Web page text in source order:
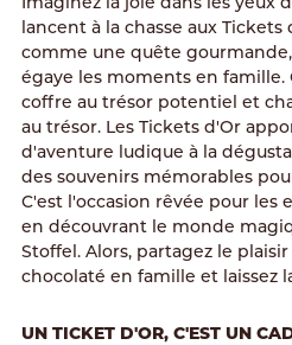
Imaginez la joie dans les yeux
lancent à la chasse aux
comme une quête
égaye les moments en
coffre au trésor potentiel et
au trésor. Les Tickets d'Or
d'aventure ludique à la
des souvenirs mémorables
C'est l'occasion rêvée pour les
en découvrant le monde
Stoffel. Alors, partagez le
chocolaté en famille et laissez
UN TICKET D'OR, C'EST UN